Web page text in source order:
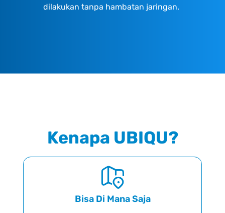
dilakukan tanpa hambatan jaringan.
Kenapa UBIQU?
Bisa Di Mana Saja